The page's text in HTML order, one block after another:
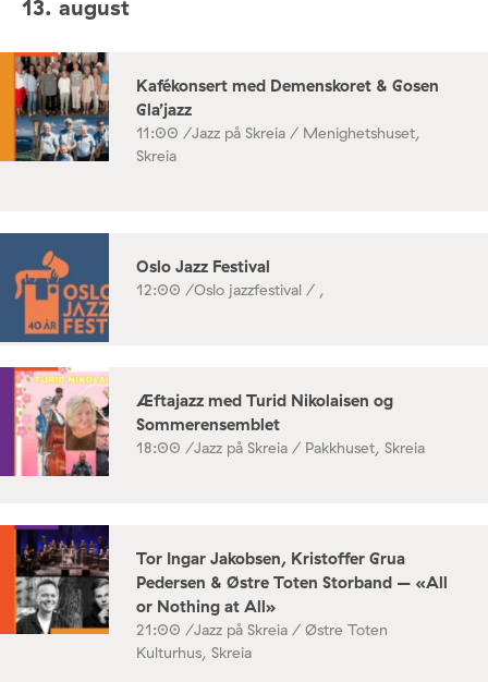
13. august
Kafékonsert med Demenskoret & Gosen
Gla’jazz
11:00 /Jazz på Skreia / Menighetshuset,
Skreia
Oslo Jazz Festival
12:00 /Oslo jazzfestival / ,
Æftajazz med Turid Nikolaisen og
Sommerensemblet
18:00 /Jazz på Skreia / Pakkhuset, Skreia
Tor Ingar Jakobsen, Kristoffer Grua
Pedersen & Østre Toten Storband – «All
or Nothing at All»
21:00 /Jazz på Skreia / Østre Toten
Kulturhus, Skreia